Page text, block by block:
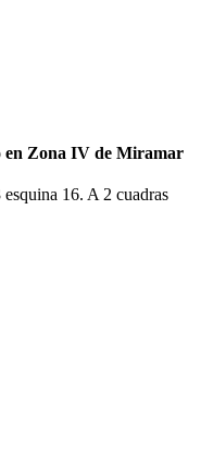
en Zona IV de Miramar
16. A 2 cuadras